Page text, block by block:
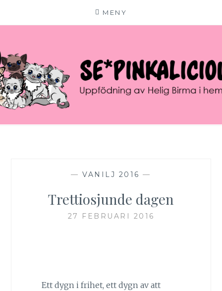
MENY
innehåll
SE*PINKALICIOUS
VÄLKOMMEN TILL VÅR LILLA KATTERIA!
—VANILJ 2016 —
Trettiosjunde dagen
27 FEBRUARI 2016
Ett dygn i frihet, ett dygn av att